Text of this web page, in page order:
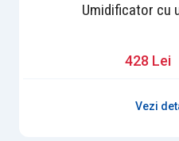
Umidificator cu
428 Lei
Vezi